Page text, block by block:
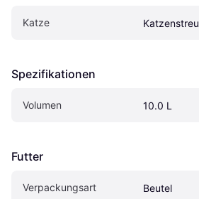
Katze Katzenstreu
Spezifikationen
Volumen 10.0 L
Futter
Verpackungsart Beutel